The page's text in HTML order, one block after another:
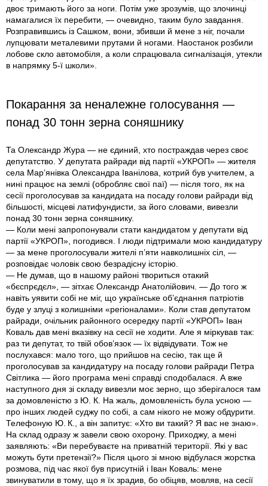
двоє тримають його за ноги. Потім уже зрозумів, що злочинці
намагалися їх перебити, — очевидно, таким було завдання.
Розправившись із Сашком, вони, збивши й мене з ніг, почали
лупцювати металевими прутами й ногами. Наостанок розбили
лобове скло автомобіля, а коли спрацювала сигналізація, утекли
в напрямку 5-ї школи».
Покарання за неналежне голосування —
понад 30 тонн зерна соняшнику
Та Олександр Жура — не єдиний, хто постраждав через своє
депутатство. У депутата райради від партії «УКРОП» — жителя
села Мар’янівка Олександра Іванілова, котрий був учителем, а
нині працює на землі (обробляє свої паї) — після того, як на
сесії проголосував за кандидата на посаду голови райради від
більшості, місцеві латифундисти, за його словами, вивезли
понад 30 тонн зерна соняшнику.
— Коли мені запропонували стати кандидатом у депутати від
партії «УКРОП», погодився. І люди підтримали мою кандидатуру
— за мене проголосували жителі п’яти навколишніх сіл, —
розповідає чоловік свою безрадісну історію.
— Не думав, що в нашому районі твориться отакий
«бєспрєдєл», — зітхає Олександр Анатолійович. — До того ж
навіть уявити собі не міг, що українське об’єднання патріотів
буде у злуці з колишніми «регіоналами». Коли став депутатом
райради, очільник районного осередку партії «УКРОП» Іван
Коваль дав мені вказівку на сесії не ходити. Але я міркував так:
раз ти депутат, то твій обов’язок — їх відвідувати. Тож не
послухався: мало того, що прийшов на сесію, так ще й
проголосував за кандидатуру на посаду голови райради Петра
Світлика — його програма мені справді сподобалася. А вже
наступного дня зі складу вивезли моє зерно, що зберігалося там
за домовленістю з Ю. К. На жаль, домовленість була усною —
про інших людей суджу по собі, а сам нікого не можу обдурити.
Телефоную Ю. К., а він запитує: «Хто ви такий? Я вас не знаю».
На склад одразу ж завели свою охорону. Приходжу, а мені
заявляють: «Ви перебуваєте на приватній території. Які у вас
можуть бути претензії?» Після цього зі мною відбулася жорстка
розмова, під час якої був присутній і Іван Коваль: мене
звинуватили в тому, що я їх зрадив, бо обіцяв, мовляв, на сесії